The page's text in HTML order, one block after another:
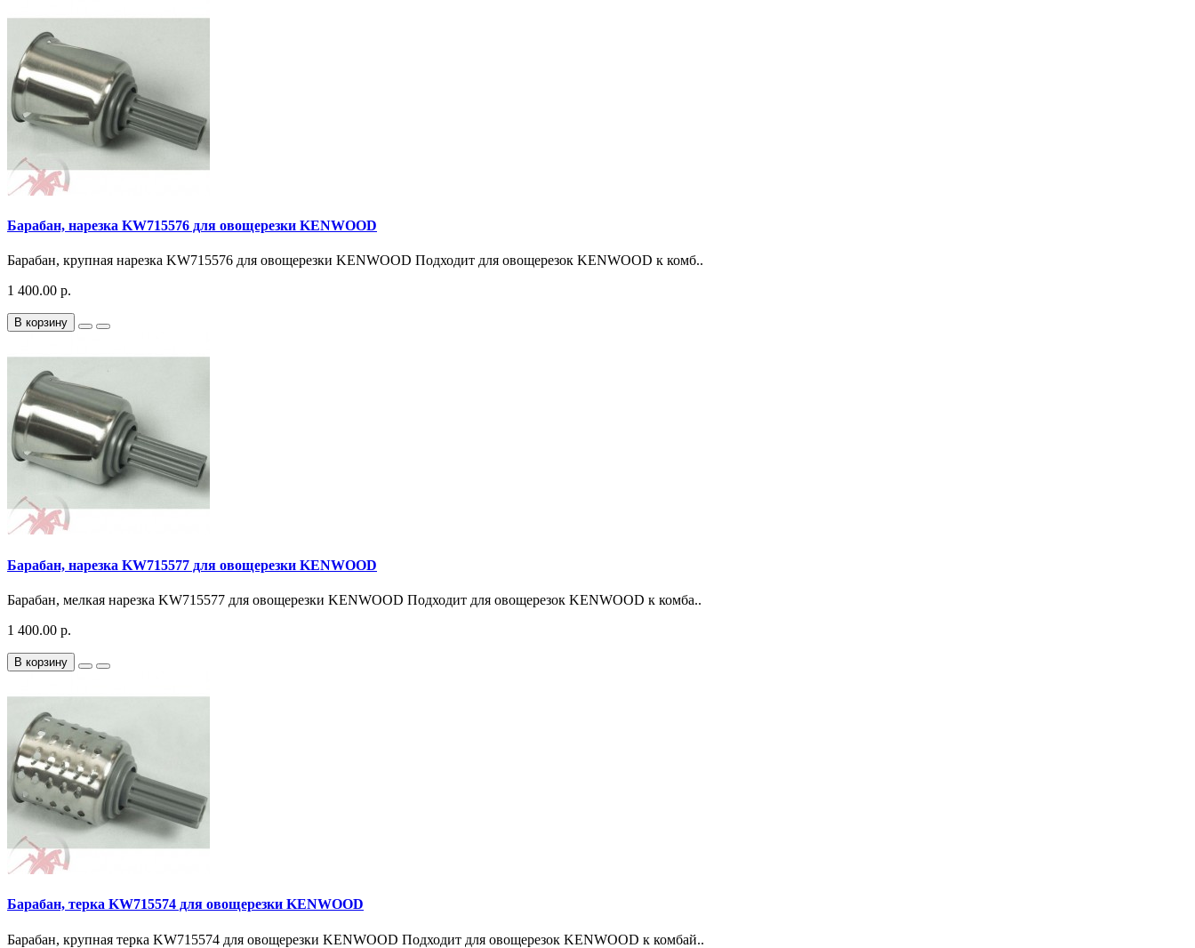
Барабан, нарезка KW715576 для овощерезки KENWOOD
Барабан, крупная нарезка KW715576 для овощерезки KENWOOD Подходит для овощерезок KENWOOD к комб..
1 400.00 р.
В корзину
Барабан, нарезка KW715577 для овощерезки KENWOOD
Барабан, мелкая нарезка KW715577 для овощерезки KENWOOD Подходит для овощерезок KENWOOD к комба..
1 400.00 р.
В корзину
Барабан, терка KW715574 для овощерезки KENWOOD
Барабан, крупная терка KW715574 для овощерезки KENWOOD Подходит для овощерезок KENWOOD к комбай..